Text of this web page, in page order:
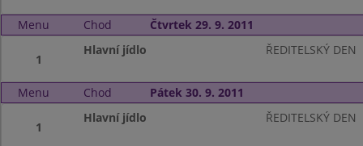
Menu Chod Čtvrtek 29. 9. 2011
1
Hlavní jídlo ŘEDITELSKÝ DEN
Menu Chod Pátek 30. 9. 2011
1
Hlavní jídlo ŘEDITELSKÝ DEN